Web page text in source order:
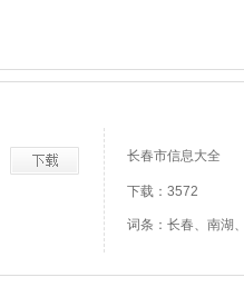
长春市信息大全
下载：3572
词条：长春、南湖